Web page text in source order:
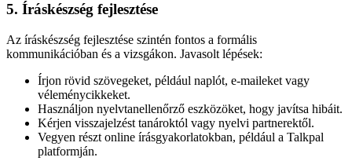
5. Íráskészség fejlesztése
Az íráskészség fejlesztése szintén fontos a formális
kommunikációban és a vizsgákon. Javasolt lépések:
Írjon rövid szövegeket, például naplót, e-maileket vagy
véleménycikkeket.
Használjon nyelvtanellenőrző eszközöket, hogy javítsa hibáit.
Kérjen visszajelzést tanároktól vagy nyelvi partnerektől.
Vegyen részt online írásgyakorlatokban, például a Talkpal
platformján.